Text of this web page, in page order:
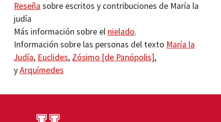
Reseña sobre escritos y contribuciones de María la
judía
Más información sobre el nielado.
Información sobre las personas del texto María la
Judía, Euclides, Zósimo [de Panópolis],
yArquímedes